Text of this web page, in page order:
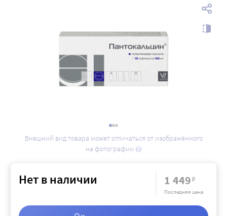
Внешний вид товара может отличаться от изображённого
на фотографии
Нет в наличии 1 449₽
Последняя цена